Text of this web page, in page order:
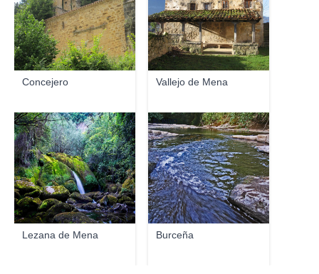
Concejero Vallejo de Mena
Lezana de Mena
Iñigo
Burceña
EL INDIO